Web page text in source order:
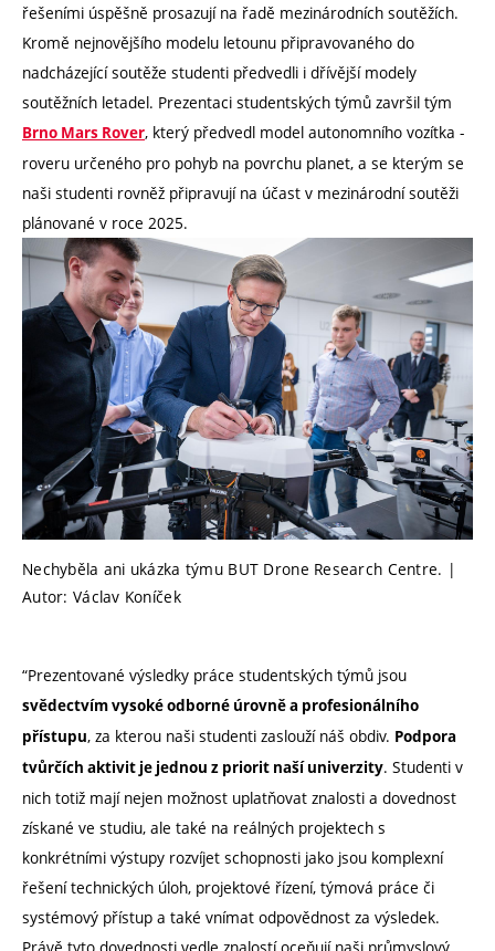
řešeními úspěšně prosazují na řadě mezinárodních soutěžích.
Kromě nejnovějšího modelu letounu připravovaného do
nadcházející soutěže studenti předvedli i dřívější modely
soutěžních letadel. Prezentaci studentských týmů završil tým
Brno Mars Rover, který předvedl model autonomního vozítka -
roveru určeného pro pohyb na povrchu planet, a se kterým se
naši studenti rovněž připravují na účast v mezinárodní soutěži
plánované v roce 2025.
Nechyběla ani ukázka týmu BUT Drone Research Centre. |
Autor: Václav Koníček
“Prezentované výsledky práce studentských týmů jsou
svědectvím vysoké odborné úrovně a profesionálního
přístupu, za kterou naši studenti zaslouží náš obdiv. Podpora
tvůrčích aktivit je jednou z priorit naší univerzity. Studenti v
nich totiž mají nejen možnost uplatňovat znalosti a dovednost
získané ve studiu, ale také na reálných projektech s
konkrétními výstupy rozvíjet schopnosti jako jsou komplexní
řešení technických úloh, projektové řízení, týmová práce či
systémový přístup a také vnímat odpovědnost za výsledek.